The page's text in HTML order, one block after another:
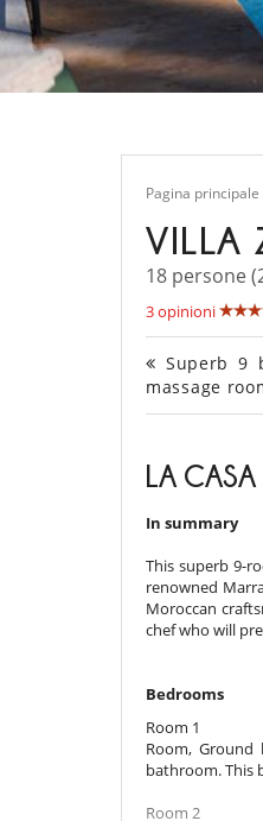
Pagina principale
VILLA
18 persone
3 opinioni
Superb 9
massage
LA CASA
In summary
This superb 9-
renowned
Moroccan
chef who will
Bedrooms
Room 1
Room,
bathroom. This
Room 2